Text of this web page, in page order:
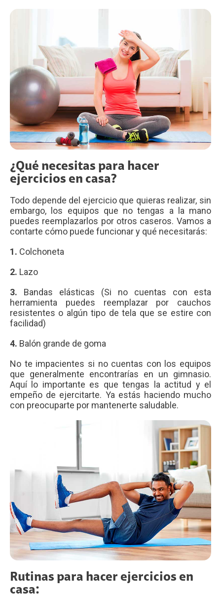
¿Qué necesitas para hacer
ejercicios en casa?
Todo depende del ejercicio que quieras realizar, sin
embargo, los equipos que no tengas a la mano
puedes reemplazarlos por otros caseros. Vamos a
contarte cómo puede funcionar y qué necesitarás:
1. Colchoneta
2. Lazo
3. Bandas elásticas (Si no cuentas con esta
herramienta puedes reemplazar por cauchos
resistentes o algún tipo de tela que se estire con
facilidad)
4. Balón grande de goma
No te impacientes si no cuentas con los equipos
que generalmente encontrarías en un gimnasio.
Aquí lo importante es que tengas la actitud y el
empeño de ejercitarte. Ya estás haciendo mucho
con preocuparte por mantenerte saludable.
Rutinas para hacer ejercicios en
casa: